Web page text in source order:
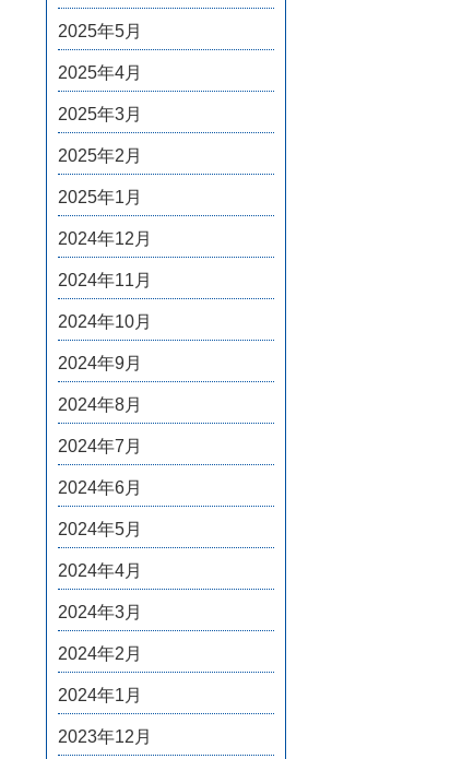
2025年5月
2025年4月
2025年3月
2025年2月
2025年1月
2024年12月
2024年11月
2024年10月
2024年9月
2024年8月
2024年7月
2024年6月
2024年5月
2024年4月
2024年3月
2024年2月
2024年1月
2023年12月